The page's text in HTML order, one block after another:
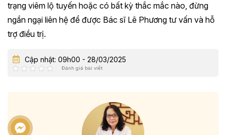
trạng viêm lộ tuyến hoặc có bất kỳ thắc mắc nào, đừng
ngần ngại liên hệ để được Bác sĩ Lê Phương tư vấn và hỗ
trợ điều trị.
Cập nhật: 09h00 - 28/03/2025
Đánh giá bài viết